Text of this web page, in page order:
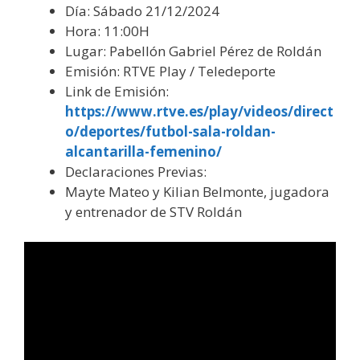
Día: Sábado 21/12/2024
Hora: 11:00H
Lugar: Pabellón Gabriel Pérez de Roldán
Emisión: RTVE Play / Teledeporte
Link de Emisión:
https://www.rtve.es/play/videos/direct
o/deportes/futbol-sala-roldan-
alcantarilla-femenino/
Declaraciones Previas:
Mayte Mateo y Kilian Belmonte, jugadora
y entrenador de STV Roldán